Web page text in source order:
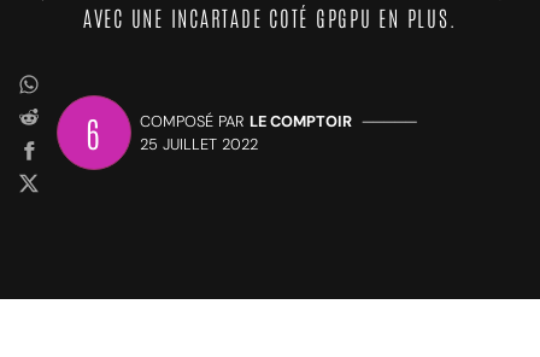
AVEC UNE INCARTADE COTÉ GPGPU EN PLUS.
6 COMPOSÉ PAR LE COMPTOIR —————
25 JUILLET 2022